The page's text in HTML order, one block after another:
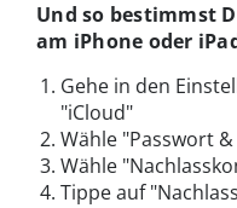
Und so bestimmst
am iPhone oder
Gehe in den
"iCloud"
Wähle "Passwort
Wähle
Tippe auf